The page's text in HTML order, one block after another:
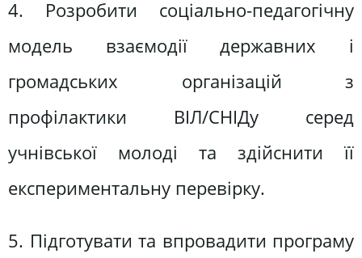
4. Розробити соціально-педагогічну
модель взаємодії державних і
громадських організацій з
профілактики ВІЛ/СНІДу серед
учнівської молоді та здійснити її
експериментальну перевірку.
5. Підготувати та впровадити програму